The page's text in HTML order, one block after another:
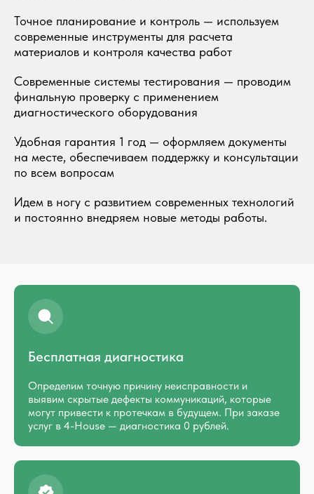
Точное планирование и контроль — используем
современные инструменты для расчета
материалов и контроля качества работ
Современные системы тестирования — проводим
финальную проверку с применением
диагностического оборудования
Удобная гарантия 1 год — оформляем документы
на месте, обеспечиваем поддержку и консультации
по всем вопросам
Идем в ногу с развитием современных технологий
и постоянно внедряем новые методы работы.
Бесплатная диагностика
Определим точную причину неисправности и
выявим скрытые дефекты коммуникаций, которые
могут привести к протечкам в будущем. При заказе
услуг в 4-House — диагностика 0 рублей.